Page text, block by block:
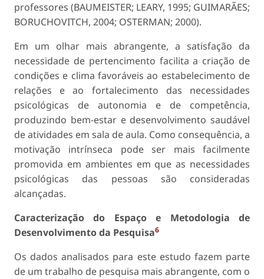
professores (BAUMEISTER; LEARY, 1995; GUIMARÃES;
BORUCHOVITCH, 2004; OSTERMAN; 2000).
Em um olhar mais abrangente, a satisfação da
necessidade de pertencimento facilita a criação de
condições e clima favoráveis ao estabelecimento de
relações e ao fortalecimento das necessidades
psicológicas de autonomia e de competência,
produzindo bem-estar e desenvolvimento saudável
de atividades em sala de aula. Como consequência, a
motivação intrínseca pode ser mais facilmente
promovida em ambientes em que as necessidades
psicológicas das pessoas são consideradas
alcançadas.
Caracterização do Espaço e Metodologia de
Desenvolvimento da Pesquisa6
Os dados analisados para este estudo fazem parte
de um trabalho de pesquisa mais abrangente, com o